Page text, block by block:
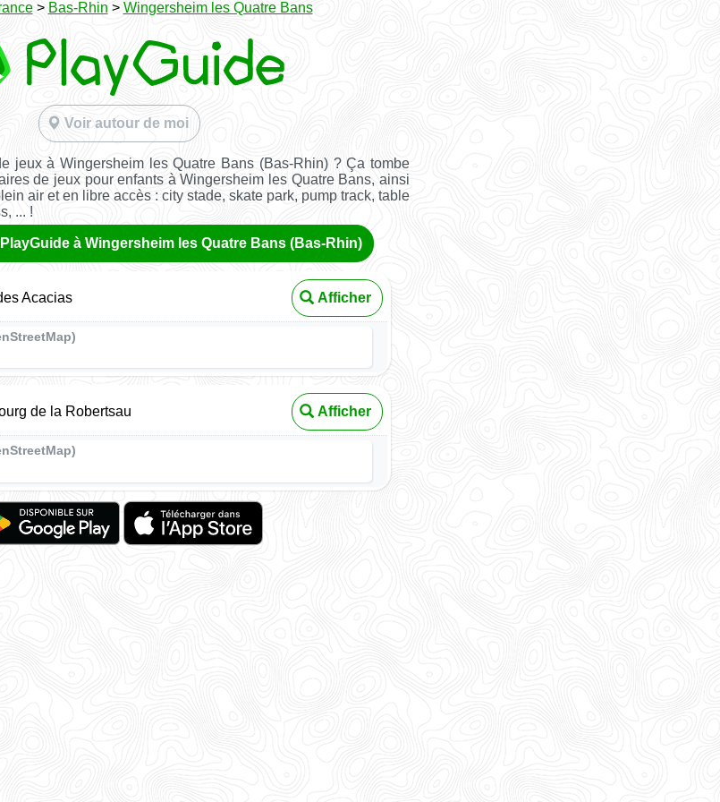
> Bas-Rhin > Wingersheim les Quatre Bans
Voir autour de moi
jeux à Wingersheim les Quatre Bans (Bas-Rhin) ? Ça tombe
de jeux pour enfants à Wingersheim les Quatre Bans, ainsi
air et en libre accès : city stade, skate park, pump track, table
... !
à Wingersheim les Quatre Bans (Bas-Rhin)
Acacias Afficher
de la Robertsau Afficher